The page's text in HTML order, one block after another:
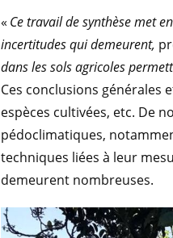
« Ce travail de synthèse met
incertitudes qui demeurent,
dans les sols agricoles
Ces conclusions générales
espèces cultivées, etc. De
pédoclimatiques,
techniques liées à leur
demeurent nombreuses.